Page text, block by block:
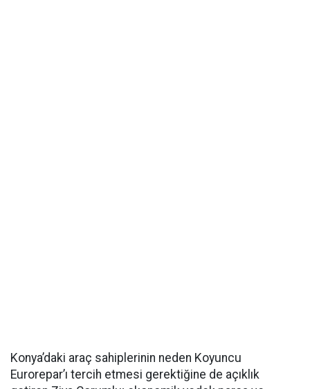
Konya’daki araç sahiplerinin neden Koyuncu
Eurorepar’ı tercih etmesi gerektiğine de açıklık